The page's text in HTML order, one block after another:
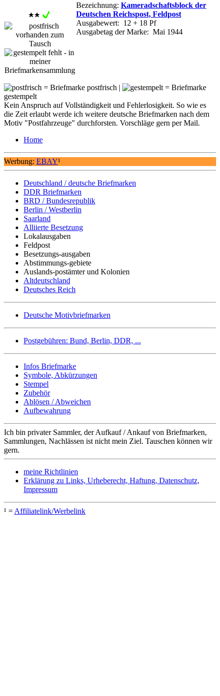
Bezeichnung: Kameradschaftsblock der
Deutschen Reichspost, Feldpost
Ausgabewert: 12 + 18 Pf
Ausgabetag der Marke: Mai 1944
= Briefmarke postfrisch |
= Briefmarke
gestempelt
Kein Anspruch auf Vollständigkeit und Fehlerlosigkeit. So wie es
die Zeit erlaubt werde ich weitere deutsche Briefmarken nach dem
Motiv "Postfahrzeuge" durchforsten. Vorschläge gern per Mail.
Home
Werbung: EBAY¹
Deutschland / deutsche Briefmarken
DDR Briefmarken
BRD / Bundesrepublik
Berlin / Westberlin
Saarland
Alliierte Besetzung
Lokalausgaben
Feldpost
Besetzungs-ausgaben
Abstimmungs-gebiete
Auslands-postämter und Kolonien
Altdeutschland
Deutsches Reich
Deutsche Motivbriefmarken
Postgebühren: Bund, Berlin, DDR, ...
Infos Briefmarke
Symbole, Abkürzungen
Stempel
Zubehör
Ablösen / Abweichen
Aufbewahrung
Ich bin privater Sammler, der Aufkauf / Ankauf von Briefmarken,
Sammlungen, Nachlässen ist nicht mein Ziel. Tauschen können wir
gern.
meine Richtlinien
Erklärung zu Links, Urheberecht, Haftung, Datenschutz,
Impressum
¹ = Affiliatelink/Werbelink